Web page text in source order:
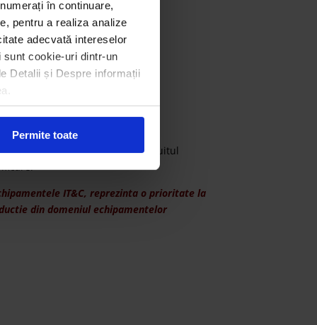
în continuare,
pentru a realiza analize
adecvată intereselor
cookie-uri dintr-un
Detalii și Despre informații
Permite toate
in vederea integrarii in circuitul
IT&C, reprezinta o prioritate la
din domeniul echipamentelor